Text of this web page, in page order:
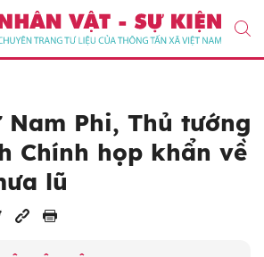
Nam Phi, Thủ tướng
Chính họp khẩn về
lũ